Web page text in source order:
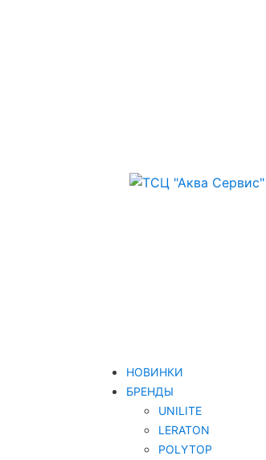
НОВИНКИ
БРЕНДЫ
UNILITE
LERATON
POLYTOP